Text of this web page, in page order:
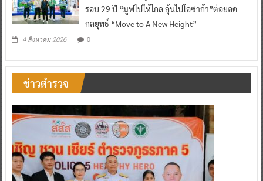
รอบ 29 ปี “มูฟไปให้ไกล ลุ้นไปโอซาก้า”ต่อยอด
กลยุทธ์ “Move to A New Height”
4 สิงหาคม 2026 0
ข่าวตำรวจ